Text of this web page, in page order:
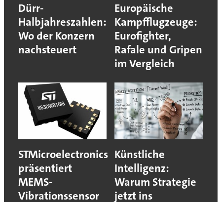
Dürr-
Halbjahreszahlen:
Wo der Konzern
nachsteuert
Europäische
Kampfflugzeuge:
Eurofighter,
Rafale und Gripen
im Vergleich
STMicroelectronics
präsentiert
MEMS-
Vibrationssensor
Künstliche
Intelligenz:
Warum Strategie
jetzt ins